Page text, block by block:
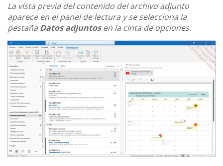
La vista previa del contenido del archivo adjunto
aparece en el panel de lectura y se selecciona la
pestaña Datos adjuntosen la cinta de opciones.